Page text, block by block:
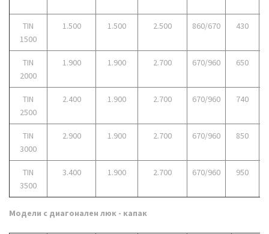
TIN
1500
1.500 1.500 2.500 860/670 430
TIN
2000
1.900 1.900 2.700 670/960 650
TIN
2500
2.400 1.900 2.700 670/960 740
TIN
3000
2.900 1.900 2.700 670/960 850
TIN
3500
3.400 1.900 2.700 670/960 950
Модели с диагонален люк - капак